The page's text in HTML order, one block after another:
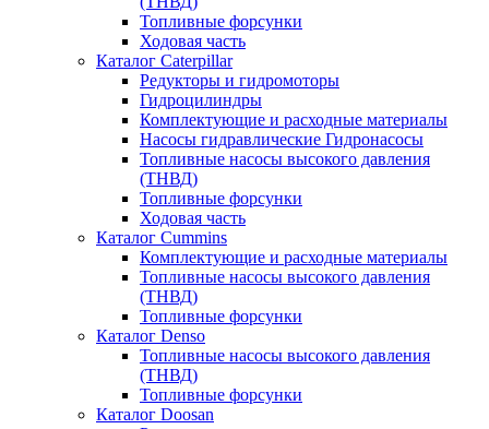
Топливные форсунки
Ходовая часть
Каталог Caterpillar
Редукторы и гидромоторы
Гидроцилиндры
Комплектующие и расходные материалы
Насосы гидравлические Гидронасосы
Топливные насосы высокого давления
(ТНВД)
Топливные форсунки
Ходовая часть
Каталог Cummins
Комплектующие и расходные материалы
Топливные насосы высокого давления
(ТНВД)
Топливные форсунки
Каталог Denso
Топливные насосы высокого давления
(ТНВД)
Топливные форсунки
Каталог Doosan